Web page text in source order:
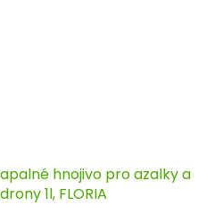
hnojivo pro azalky a
1l, FLORIA